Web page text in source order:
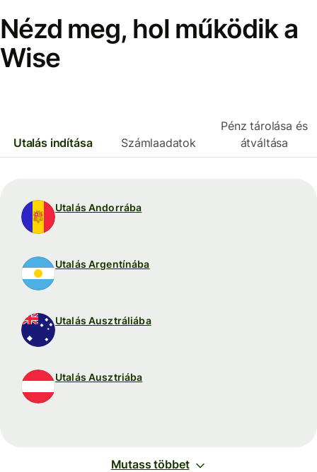
Nézd meg, hol működik a
Wise
Utalás indítása Számlaadatok
Pénz tárolása és
átváltása
Utalás Andorrába
Utalás Argentínába
Utalás Ausztráliába
Utalás Ausztriába
Mutass többet